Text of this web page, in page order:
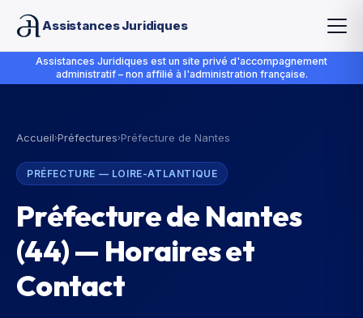
Assistances Juridiques
Assistances Juridiques est un site privé d'accompagnement
administratif – non affilié à l'administration française.
Accueil›Préfectures›Préfecture de Nantes
PRÉFECTURE — LOIRE-ATLANTIQUE
Préfecture de Nantes
(44) — Horaires et
Contact